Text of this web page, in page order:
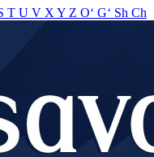
T U V X Y Z O‘ G‘ Sh Ch